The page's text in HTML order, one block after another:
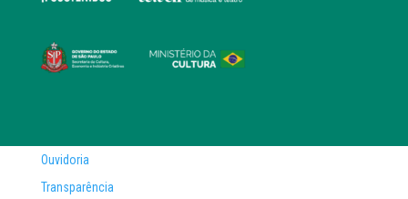
Ouvidoria
Transparência